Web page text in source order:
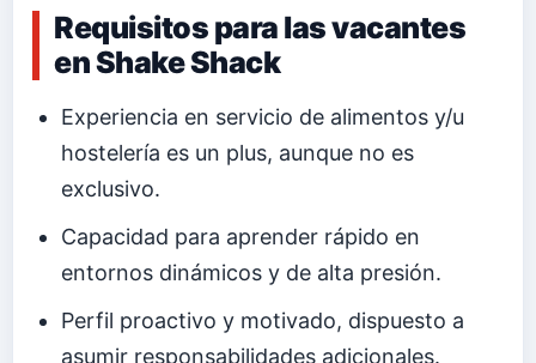
Requisitos para las vacantes
en Shake Shack
Experiencia en servicio de alimentos y/u
hostelería es un plus, aunque no es
exclusivo.
Capacidad para aprender rápido en
entornos dinámicos y de alta presión.
Perfil proactivo y motivado, dispuesto a
asumir responsabilidades adicionales.